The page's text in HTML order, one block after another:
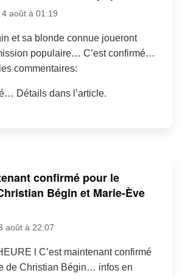
août à 01:19
et sa blonde connue joueront
populaire… C’est confirmé…
commentaires:
Détails dans l’article.
confirmé pour le
Bégin et Marie-Ève
août à 22:07
l C’est maintenant confirmé
de Christian Bégin… infos en